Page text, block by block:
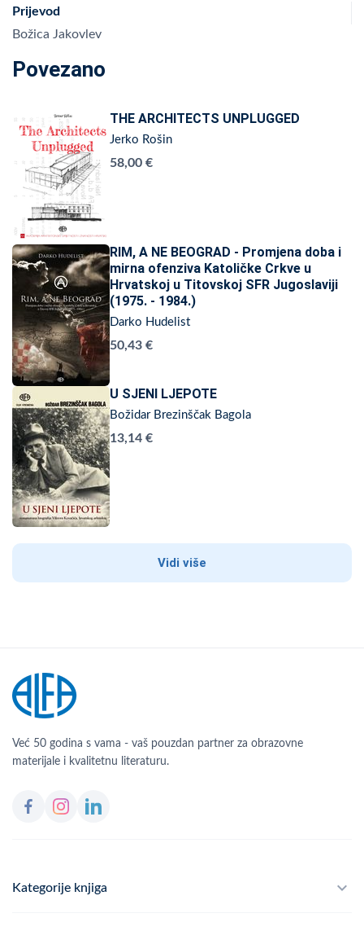
Prijevod
Božica Jakovlev
Povezano
THE ARCHITECTS UNPLUGGED
Jerko Rošin
58,00 €
RIM, A NE BEOGRAD - Promjena doba i
mirna ofenziva Katoličke Crkve u
Hrvatskoj u Titovskoj SFR Jugoslaviji
(1975. - 1984.)
Darko Hudelist
50,43 €
U SJENI LJEPOTE
Božidar Brezinščak Bagola
13,14 €
Vidi više
Već 50 godina s vama - vaš pouzdan partner za obrazovne
materijale i kvalitetnu literaturu.
Kategorije knjiga